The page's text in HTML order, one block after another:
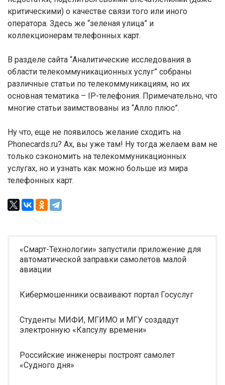
критическими) о качестве связи того или иного
оператора. Здесь же “зеленая улица” и
коллекционерам телефонных карт.
В разделе сайта “Аналитические исследования в
области телекоммуникационных услуг” собраны
различные статьи по телекоммуникациям, но их
основная тематика – IP-телефония. Примечательно, что
многие статьи заимствованы из “Алло плюс”.
Ну что, еще не появилось желание сходить на
Phonecards.ru? Ах, вы уже там! Ну тогда желаем вам не
только сэкономить на телекоммуникационных
услугах, но и узнать как можно больше из мира
телефонных карт.
«Смарт-Технологии» запустили приложение для
автоматической заправки самолетов малой
авиации
Кибермошенники осваивают портал Госуслуг
Студенты МИФИ, МГИМО и МГУ создадут
электронную «Капсулу времени»
Российские инженеры построят самолет
«Судного дня»